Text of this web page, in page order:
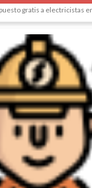
gratis a electricistas